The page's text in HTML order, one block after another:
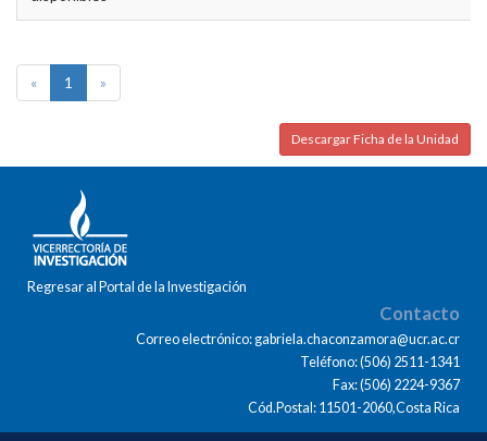
« 1 »
Descargar Ficha de la Unidad
Regresar al Portal de la Investigación
Contacto
Correo electrónico: gabriela.chaconzamora@ucr.ac.cr
Teléfono: (506) 2511-1341
Fax: (506) 2224-9367
Cód.Postal: 11501-2060,Costa Rica